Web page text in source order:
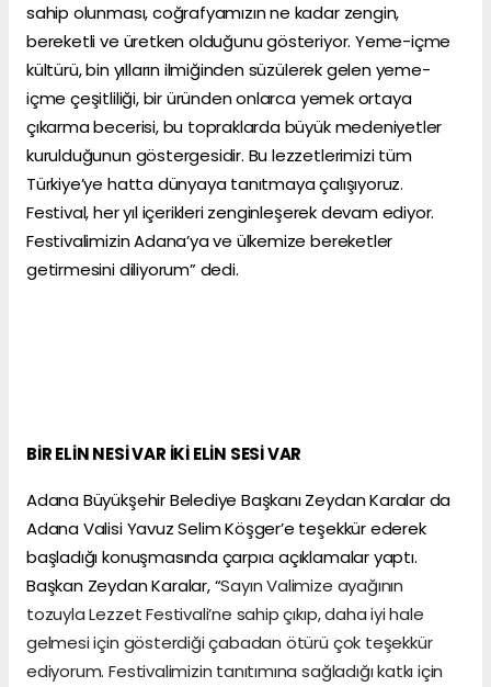
sahip olunması, coğrafyamızın ne kadar zengin,
bereketli ve üretken olduğunu gösteriyor. Yeme-içme
kültürü, bin yılların ilmiğinden süzülerek gelen yeme-
içme çeşitliliği, bir üründen onlarca yemek ortaya
çıkarma becerisi, bu topraklarda büyük medeniyetler
kurulduğunun göstergesidir. Bu lezzetlerimizi tüm
Türkiye’ye hatta dünyaya tanıtmaya çalışıyoruz.
Festival, her yıl içerikleri zenginleşerek devam ediyor.
Festivalimizin Adana’ya ve ülkemize bereketler
getirmesini diliyorum” dedi.
BİR ELİN NESİ VAR İKİ ELİN SESİ VAR
Adana Büyükşehir Belediye Başkanı Zeydan Karalar da
Adana Valisi Yavuz Selim Köşger’e teşekkür ederek
başladığı konuşmasında çarpıcı açıklamalar yaptı.
Başkan Zeydan Karalar, “Sayın Valimize ayağının
tozuyla Lezzet Festivali’ne sahip çıkıp, daha iyi hale
gelmesi için gösterdiği çabadan ötürü çok teşekkür
ediyorum. Festivalimizin tanıtımına sağladığı katkı için